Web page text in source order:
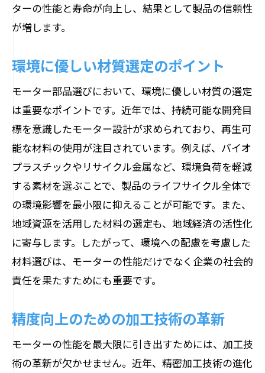
ターの性能と寿命が向上し、結果として製品の信頼性
が増します。
環境に優しい材質選定のポイント
モーター部品選びにおいて、環境に優しい材質の選定
は重要なポイントです。近年では、持続可能な開発目
標を意識したモーター設計が求められており、再生可
能な材料の使用が注目されています。例えば、バイオ
プラスチックやリサイクル金属など、環境負荷を軽減
する素材を選ぶことで、製品のライフサイクル全体で
の環境影響を最小限に抑えることが可能です。また、
地域資源を活用した材料の選定も、地域経済の活性化
に寄与します。したがって、環境への配慮を考慮した
材料選びは、モーターの性能だけでなく企業の社会的
責任を果たすためにも重要です。
精度向上のための加工技術の革新
モーターの性能を最大限に引き出すためには、加工技
術の革新が欠かせません。近年、精密加工技術の進化